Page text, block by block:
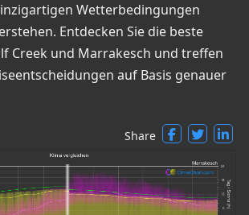
Wetterbedingungen
Entdecken Sie die beste
Creek und Marrakesch und treffen
auf Basis genauer
Share